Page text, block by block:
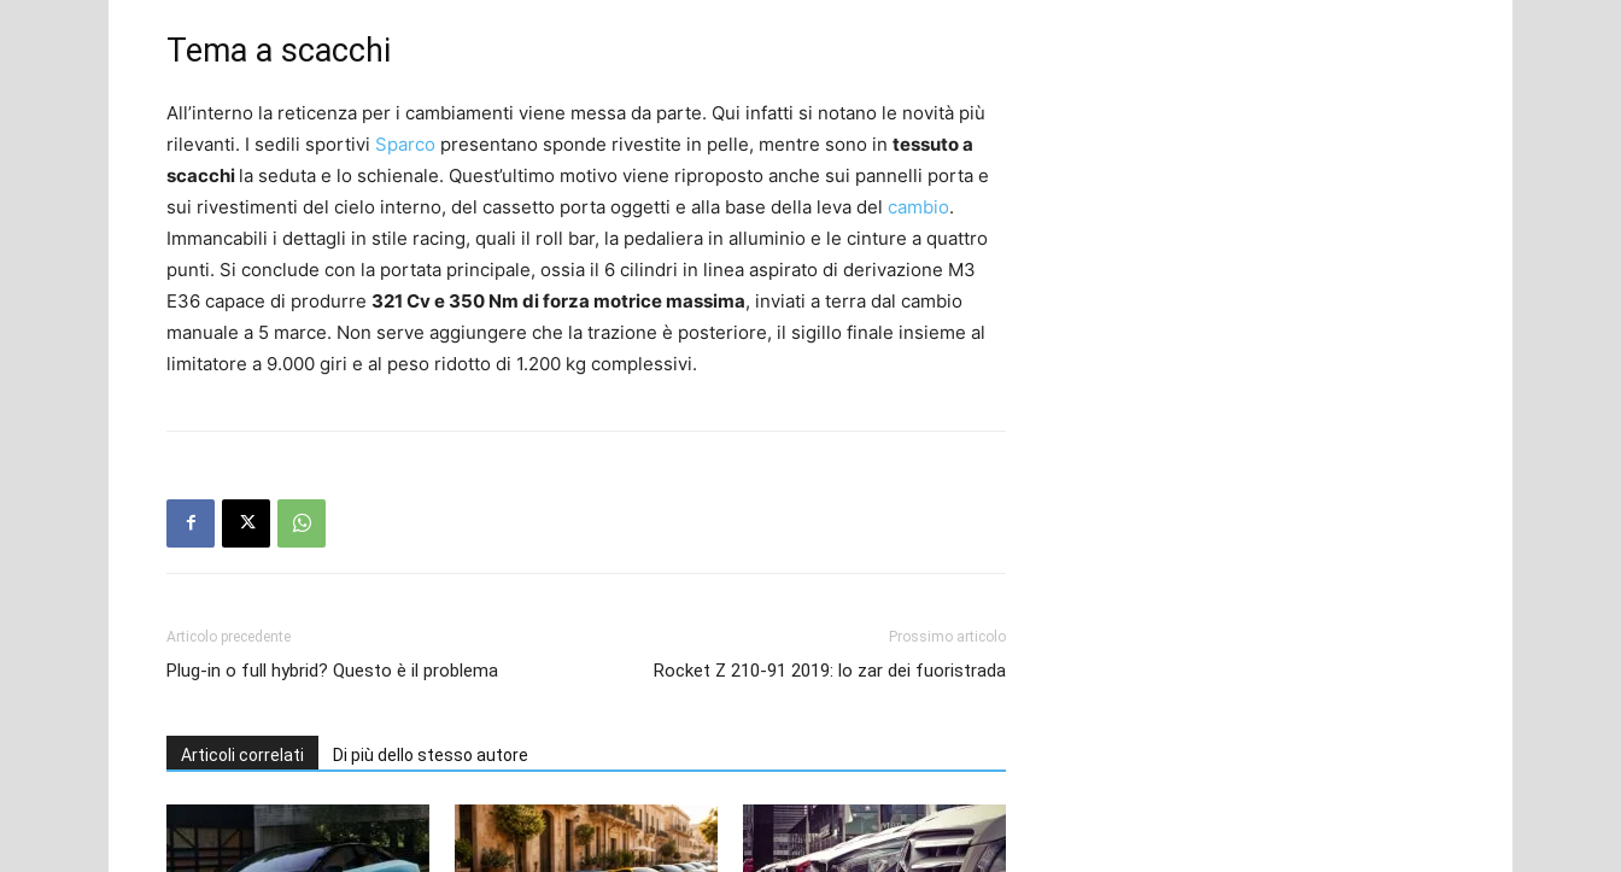
Tema a scacchi
All’interno la reticenza per i cambiamenti viene messa da parte. Qui infatti si notano le novità più
rilevanti. I sedili sportivi Sparco presentano sponde rivestite in pelle, mentre sono in tessuto a
scacchi la seduta e lo schienale. Quest’ultimo motivo viene riproposto anche sui pannelli porta e
sui rivestimenti del cielo interno, del cassetto porta oggetti e alla base della leva del cambio.
Immancabili i dettagli in stile racing, quali il roll bar, la pedaliera in alluminio e le cinture a quattro
punti. Si conclude con la portata principale, ossia il 6 cilindri in linea aspirato di derivazione M3
E36 capace di produrre 321 Cv e 350 Nm di forza motrice massima, inviati a terra dal cambio
manuale a 5 marce. Non serve aggiungere che la trazione è posteriore, il sigillo finale insieme al
limitatore a 9.000 giri e al peso ridotto di 1.200 kg complessivi.
Articolo precedente
Plug-in o full hybrid? Questo è il problema
Prossimo articolo
Rocket Z 210-91 2019: lo zar dei fuoristrada
Articoli correlati Di più dello stesso autore